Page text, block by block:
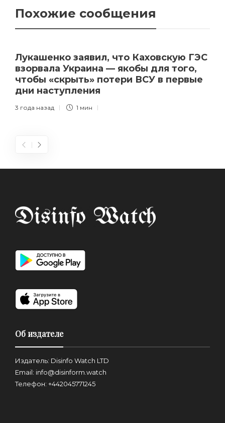
Похожие сообщения
Лукашенко заявил, что Каховскую ГЭС
взорвала Украина — якобы для того,
чтобы «скрыть» потери ВСУ в первые
дни наступления
3 года назад 1 мин
Об издателе
Издатель: Disinfo Watch LTD
Email: info@disinform.watch
Телефон: +442045771245